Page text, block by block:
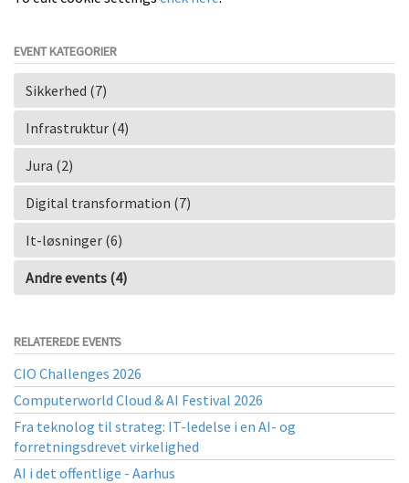
EVENT KATEGORIER
Sikkerhed (7)
Infrastruktur (4)
Jura (2)
Digital transformation (7)
It-løsninger (6)
Andre events (4)
RELATEREDE EVENTS
CIO Challenges 2026
Computerworld Cloud & AI Festival 2026
Fra teknolog til strateg: IT-ledelse i en AI- og
forretningsdrevet virkelighed
AI i det offentlige - Aarhus